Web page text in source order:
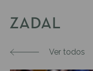
Ver todos